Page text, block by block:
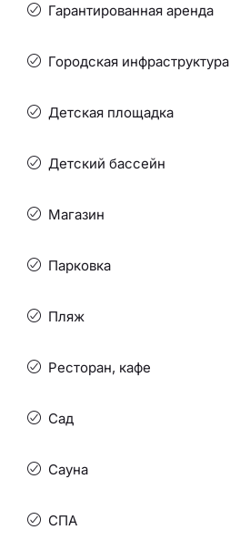
Гарантированная аренда
Городская инфраструктура
Детская площадка
Детский бассейн
Магазин
Парковка
Пляж
Ресторан, кафе
Сад
Сауна
СПА